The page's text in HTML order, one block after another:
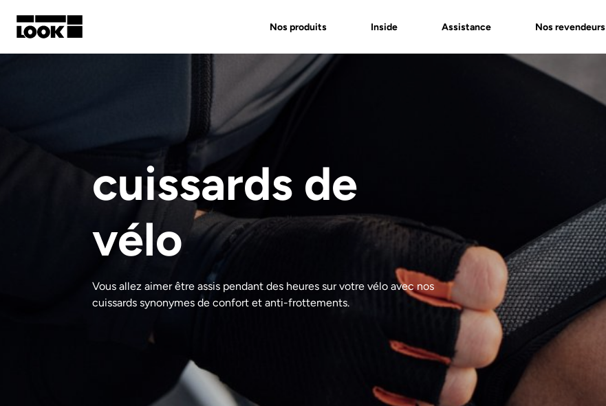
Nos produits Inside Assistance Nos revendeurs
Nos revendeurs
Ok
cuissards de
vélo
Vous allez aimer être assis pendant des heures sur votre vélo avec nos
cuissards synonymes de confort et anti-frottements.